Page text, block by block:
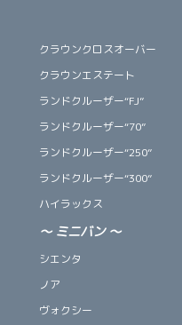
クラウンクロスオーバー
クラウンエステート
ランドクルーザー“FJ”
ランドクルーザー“70”
ランドクルーザー“250”
ランドクルーザー“300”
ハイラックス
～ ミニバン ～
シエンタ
ノア
ヴォクシー